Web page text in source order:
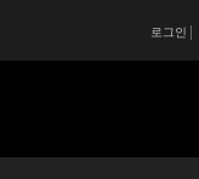
로그인